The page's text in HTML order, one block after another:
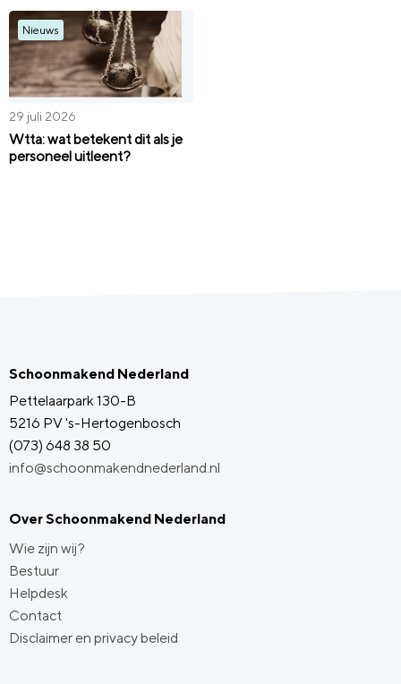
Nieuws
29 juli 2026
Wtta: wat betekent dit als je
personeel uitleent?
Schoonmakend Nederland
Pettelaarpark 130-B
5216 PV 's-Hertogenbosch
(073) 648 38 50
info@schoonmakendnederland.nl
Over Schoonmakend Nederland
Wie zijn wij?
Bestuur
Helpdesk
Contact
Disclaimer en privacy beleid